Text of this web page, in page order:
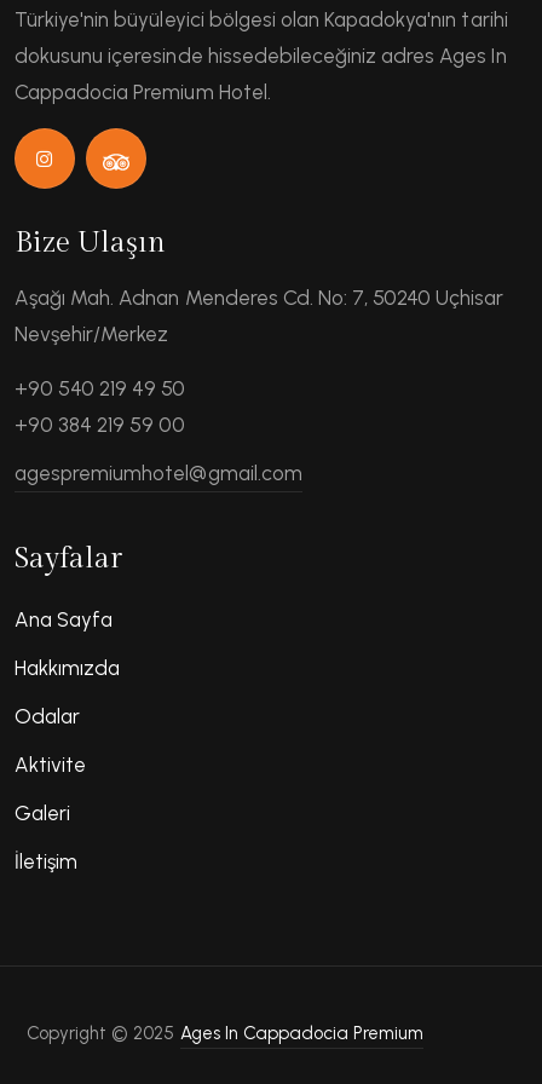
Türkiye'nin büyüleyici bölgesi olan Kapadokya'nın tarihi
dokusunu içeresinde hissedebileceğiniz adres Ages In
Cappadocia Premium Hotel.
Bize Ulaşın
Aşağı Mah. Adnan Menderes Cd. No: 7, 50240 Uçhisar
Nevşehir/Merkez
+90 540 219 49 50
+90 384 219 59 00
agespremiumhotel@gmail.com
Sayfalar
Ana Sayfa
Hakkımızda
Odalar
Aktivite
Galeri
İletişim
Copyright © 2025 Ages In Cappadocia Premium